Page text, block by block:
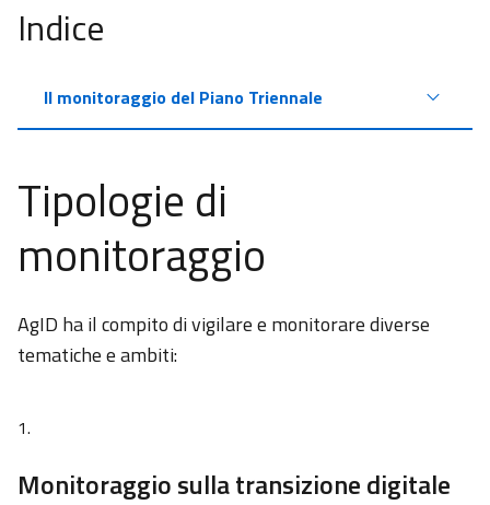
Indice
Il monitoraggio del Piano Triennale
Tipologie di
monitoraggio
AgID ha il compito di vigilare e monitorare diverse
tematiche e ambiti:
Monitoraggio sulla transizione digitale